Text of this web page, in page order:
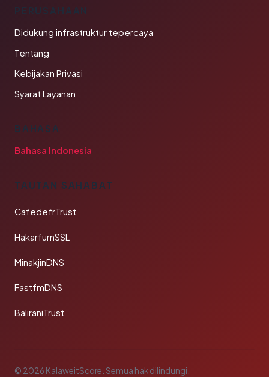
PERUSAHAAN
Didukung infrastruktur tepercaya
Tentang
Kebijakan Privasi
Syarat Layanan
BAHASA
Bahasa Indonesia
TAUTAN SAHABAT
CafedefrTrust
HakarfurnSSL
MinakjinDNS
FastfmDNS
BaliraniTrust
© 2026 KalaweitScore. Semua hak dilindungi.